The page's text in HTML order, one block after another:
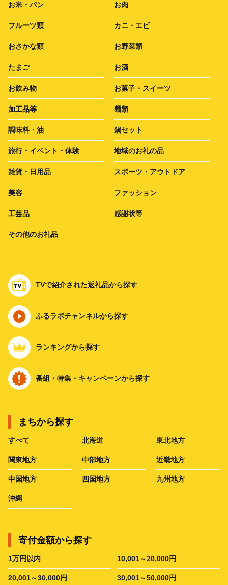
お米・パン お肉
フルーツ類 カニ・エビ
おさかな類 お野菜類
たまご お酒
お飲み物 お菓子・スイーツ
加工品等 麺類
調味料・油 鍋セット
旅行・イベント・体験 地域のお礼の品
雑貨・日用品 スポーツ・アウトドア
美容 ファッション
工芸品 感謝状等
その他のお礼品
TVで紹介された返礼品から探す
ふるラボチャンネルから探す
ランキングから探す
番組・特集・キャンペーンから探す
まちから探す
すべて 北海道 東北地方
関東地方 中部地方 近畿地方
中国地方 四国地方 九州地方
沖縄
寄付金額から探す
1万円以内 10,001～20,000円
20,001～30,000円 30,001～50,000円